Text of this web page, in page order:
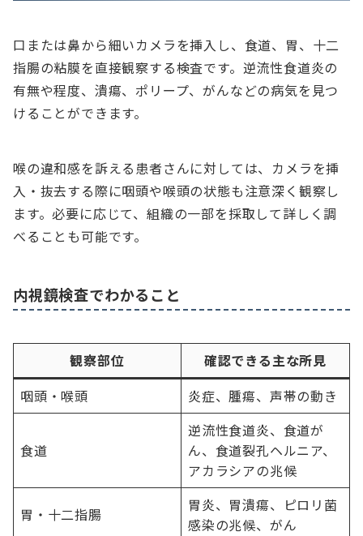
口または鼻から細いカメラを挿入し、食道、胃、十二
指腸の粘膜を直接観察する検査です。逆流性食道炎の
有無や程度、潰瘍、ポリープ、がんなどの病気を見つ
けることができます。
喉の違和感を訴える患者さんに対しては、カメラを挿
入・抜去する際に咽頭や喉頭の状態も注意深く観察し
ます。必要に応じて、組織の一部を採取して詳しく調
べることも可能です。
内視鏡検査でわかること
観察部位
確認できる主な所見
咽頭・喉頭
炎症、腫瘍、声帯の動き
食道
逆流性食道炎、食道が
ん、食道裂孔ヘルニア、
アカラシアの兆候
胃・十二指腸
胃炎、胃潰瘍、ピロリ菌
感染の兆候、がん